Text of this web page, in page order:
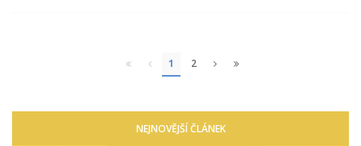
1 2
NEJNOVĚJŠÍ ČLÁNEK